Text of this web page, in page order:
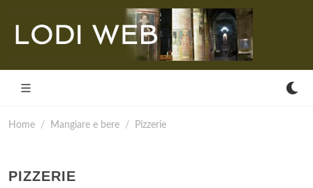
Home Mangiare e bere Pizzerie
PIZZERIE